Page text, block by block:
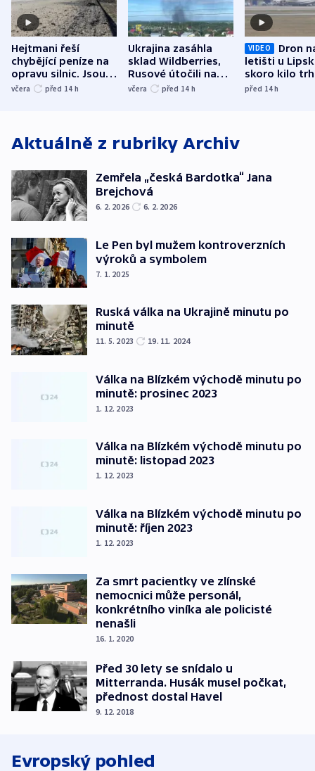
Hejtmani řeší
chybějící peníze na
opravu silnic. Jsou
nenárokové, namítá
včera před 14 h
Ukrajina zasáhla
sklad Wildberries,
Rusové útočili na
trh, hasiče či
včera před 14 h
VIDEO
Dron
letišti u
skoro kilo
indicie
před 14h
Aktuálně z rubriky Archiv
Zemřela „česká Bardotka“ Jana
Brejchová
6. 2. 2026 6. 2. 2026
Le Pen byl mužem kontroverzních
výroků a symbolem
7. 1. 2025
Ruská válka na Ukrajině minutu po
minutě
11. 5. 2023 19. 11. 2024
Válka na Blízkém východě minutu po
minutě: prosinec 2023
1. 12. 2023
Válka na Blízkém východě minutu po
minutě: listopad 2023
1. 12. 2023
Válka na Blízkém východě minutu po
minutě: říjen 2023
1. 12. 2023
Za smrt pacientky ve zlínské
nemocnici může personál,
konkrétního viníka ale policisté
nenašli
16. 1. 2020
Před 30 lety se snídalo u
Mitterranda. Husák musel počkat,
přednost dostal Havel
9. 12. 2018
Evropský pohled